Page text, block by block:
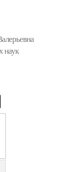
наук